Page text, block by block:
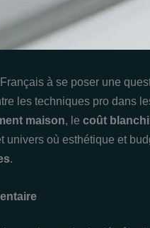
à se poser une
les techniques pro dans
maison, le coût
où esthétique et
.